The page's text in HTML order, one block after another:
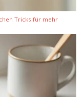
Tricks für mehr